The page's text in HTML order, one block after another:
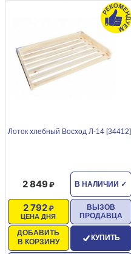
Лоток хлебный Восход Л-14 [34412]
В НАЛИЧИИ ✓
2 849
ЦЕНА ДНЯ
2 792
ДОБАВИТЬ
В КОРЗИНУ
ВЫЗОВ
ПРОДАВЦА
КУПИТЬ